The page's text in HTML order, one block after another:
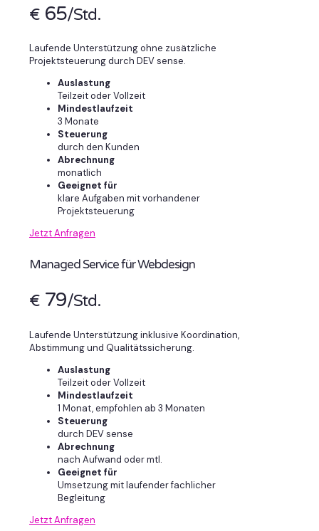
€ 65/Std.
Laufende Unterstützung ohne zusätzliche
Projektsteuerung durch DEV sense.
Auslastung
Teilzeit oder Vollzeit
Mindestlaufzeit
3 Monate
Steuerung
durch den Kunden
Abrechnung
monatlich
Geeignet für
klare Aufgaben mit vorhandener
Projektsteuerung
Jetzt Anfragen
Managed Service für Webdesign
€ 79/Std.
Laufende Unterstützung inklusive Koordination,
Abstimmung und Qualitätssicherung.
Auslastung
Teilzeit oder Vollzeit
Mindestlaufzeit
1 Monat, empfohlen ab 3 Monaten
Steuerung
durch DEV sense
Abrechnung
nach Aufwand oder mtl.
Geeignet für
Umsetzung mit laufender fachlicher
Begleitung
Jetzt Anfragen